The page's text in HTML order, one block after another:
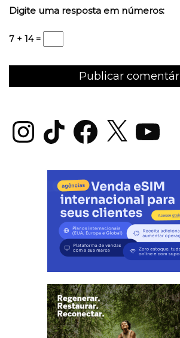
Digite uma resposta em números:
7 + 14 =
InstagramTikTok Facebook
X YouTube